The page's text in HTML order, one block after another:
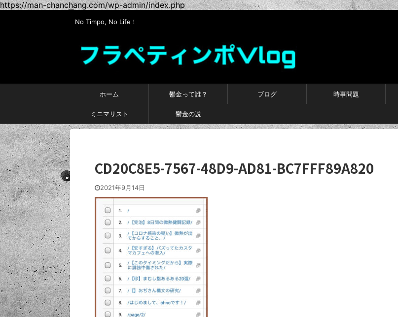
https://man-chanchang.com/wp-admin/index.php
No Timpo, No Life！
ホーム 鬱金って誰？ ブログ 時事問題
ミニマリスト 鬱金の説
CD20C8E5-7567-48D9-AD81-BC7FFF89A820
2021年9月14日